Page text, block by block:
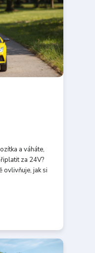
a váháte,
za 24V?
ovlivňuje, jak si